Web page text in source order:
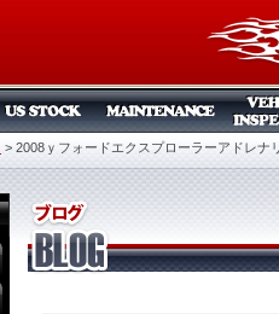
> 2008ｙフォードエクスプローラーアドレナ